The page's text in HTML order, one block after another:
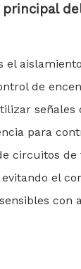
el
de
señales
para
circuitos
el
con